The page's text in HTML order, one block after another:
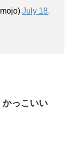
July 18,
かっこいい